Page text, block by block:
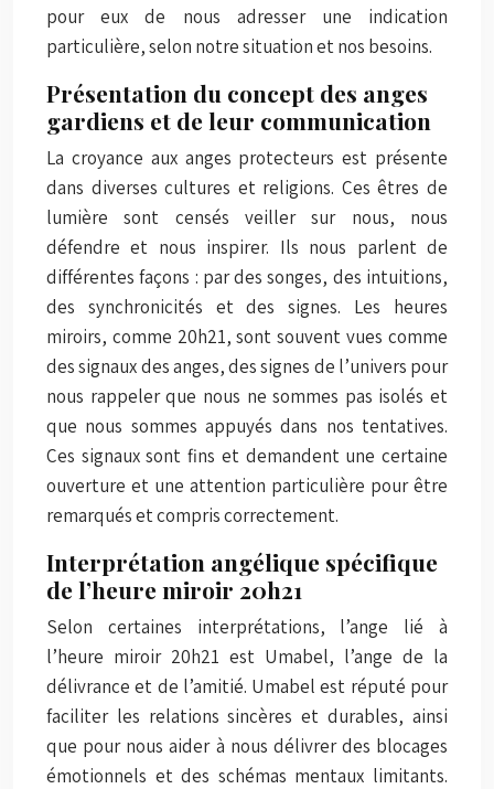
pour eux de nous adresser une indication
particulière, selon notre situation et nos besoins.
Présentation du concept des anges
gardiens et de leur communication
La croyance aux anges protecteurs est présente
dans diverses cultures et religions. Ces êtres de
lumière sont censés veiller sur nous, nous
défendre et nous inspirer. Ils nous parlent de
différentes façons : par des songes, des intuitions,
des synchronicités et des signes. Les heures
miroirs, comme 20h21, sont souvent vues comme
des signaux des anges, des signes de l’univers pour
nous rappeler que nous ne sommes pas isolés et
que nous sommes appuyés dans nos tentatives.
Ces signaux sont fins et demandent une certaine
ouverture et une attention particulière pour être
remarqués et compris correctement.
Interprétation angélique spécifique
de l’heure miroir 20h21
Selon certaines interprétations, l’ange lié à
l’heure miroir 20h21 est Umabel, l’ange de la
délivrance et de l’amitié. Umabel est réputé pour
faciliter les relations sincères et durables, ainsi
que pour nous aider à nous délivrer des blocages
émotionnels et des schémas mentaux limitants.